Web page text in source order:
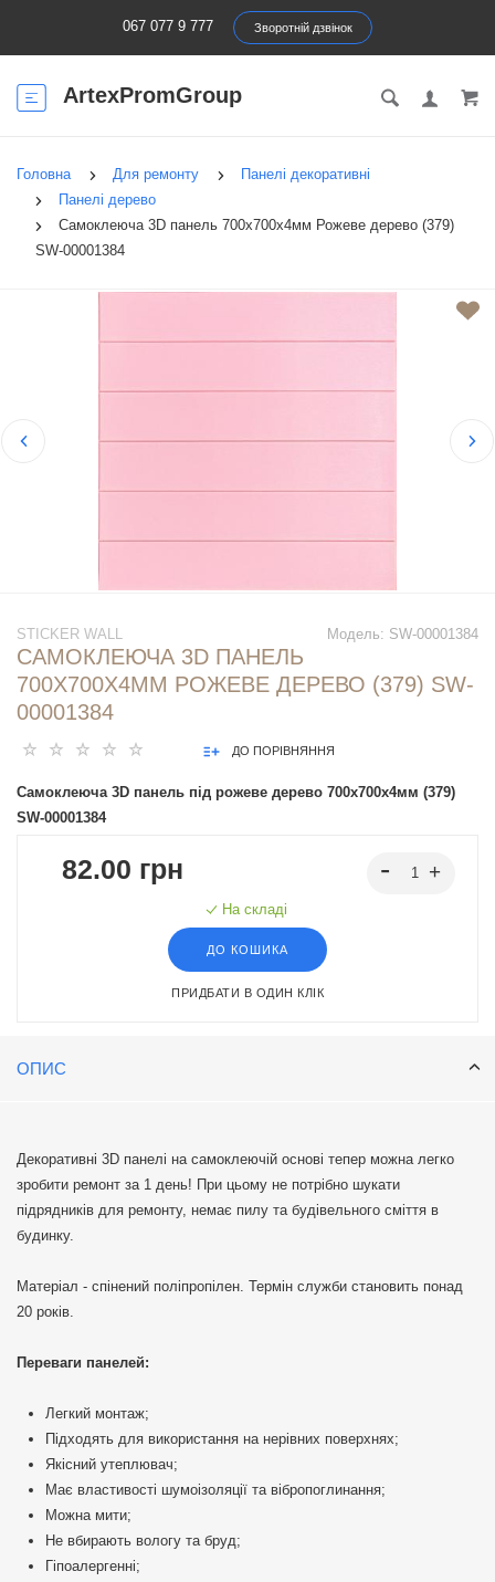
067 077 9 777 Зворотній дзвінок
ArtexPromGroup
Головна Для ремонту
Панелі декоративні
Панелі дерево
Самоклеюча 3D панель 700x700x4мм Рожеве дерево (379)
SW-00001384
Модель: SW-00001384
STICKER WALL
САМОКЛЕЮЧА 3D ПАНЕЛЬ
700X700X4ММ РОЖЕВЕ ДЕРЕВО (379) SW-
00001384
ДО ПОРІВНЯННЯ
Самоклеюча 3D панель під рожеве дерево 700x700x4мм (379)
SW-00001384
82.00 грн
На складі
ДО КОШИКА
ПРИДБАТИ В ОДИН КЛІК
ОПИС
Декоративні 3D панелі на самоклеючій основі тепер можна легко
зробити ремонт за 1 день! При цьому не потрібно шукати
підрядників для ремонту, немає пилу та будівельного сміття в
будинку.
Матеріал - спінений поліпропілен. Термін служби становить понад
20 років.
Переваги панелей:
Легкий монтаж;
Підходять для використання на нерівних поверхнях;
Якісний утеплювач;
Має властивості шумоізоляції та вібропоглинання;
Можна мити;
Не вбирають вологу та бруд;
Гіпоалергенні;